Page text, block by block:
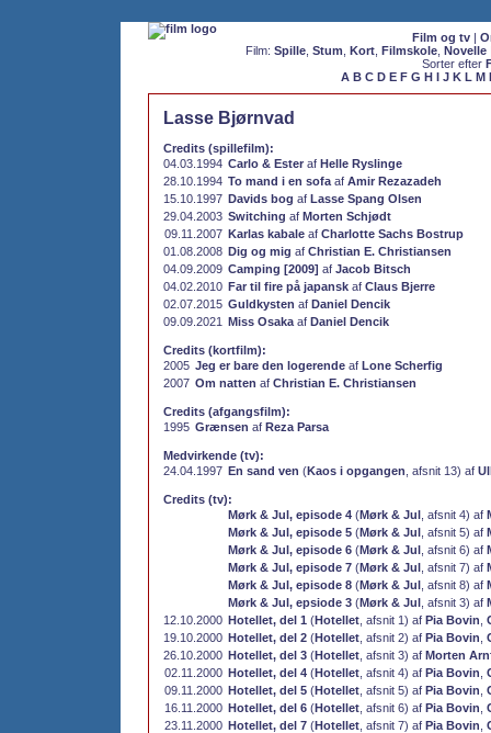
Film og tv|
Film: Spille, Stum Kort, Filmskole, Novelle
Sorter efter
A B C D E F G H I J K L M
Lasse Bjørnvad
Credits (spillefilm):
04.03.1994 Carlo & Ester af Helle Ryslinge
28.10.1994 To mand i en sofa af Amir Rezazadeh
15.10.1997 Davids bog af Lasse Spang Olsen
29.04.2003 Switching af Morten Schjødt
09.11.2007 Karlas kabale af Charlotte Sachs Bostrup
01.08.2008 Dig og mig af Christian E. Christiansen
04.09.2009 Camping [2009] af Jacob Bitsch
04.02.2010 Far til fire på japansk af Claus Bjerre
02.07.2015 Guldkysten af Daniel Dencik
09.09.2021 Miss Osaka af Daniel Dencik
Credits (kortfilm):
2005 Jeg er bare den logerende af Lone Scherfig
2007 Om natten af Christian E. Christiansen
Credits (afgangsfilm):
1995 Grænsen af Reza Parsa
Medvirkende (tv):
24.04.1997 En sand ven (Kaos i opgangen , afsnit 13) af
Credits (tv):
Mørk & Jul, episode 4 (Mørk & Jul , afsnit 4) af
Mørk & Jul, episode 5 (Mørk & Jul , afsnit 5) af
Mørk & Jul, episode 6 (Mørk & Jul , afsnit 6) af
Mørk & Jul, episode 7 (Mørk & Jul , afsnit 7) af
Mørk & Jul, episode 8 (Mørk & Jul , afsnit 8) af
Mørk & Jul, epsiode 3 (Mørk & Jul , afsnit 3) af
12.10.2000 Hotellet, del 1 (Hotellet , afsnit 1) af Pia Bovin
19.10.2000 Hotellet, del 2 (Hotellet , afsnit 2) af Pia Bovin
26.10.2000 Hotellet, del 3 (Hotellet , afsnit 3) af Morten
02.11.2000 Hotellet, del 4 (Hotellet , afsnit 4) af Pia Bovin
09.11.2000 Hotellet, del 5 (Hotellet , afsnit 5) af Pia Bovin
16.11.2000 Hotellet, del 6 (Hotellet , afsnit 6) af Pia Bovin
23.11.2000 Hotellet, del 7 (Hotellet , afsnit 7) af Pia Bovin